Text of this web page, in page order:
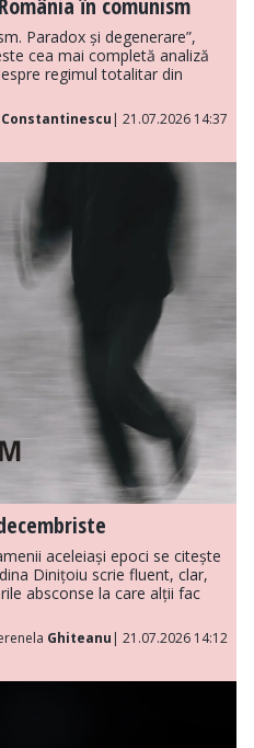
în comunism
Paradox și degenerare”,
cea mai completă analiză
regimul totalitar din
Constantinescu | 21.07.2026 14:37
aceleiași epoci se citește
Dinițoiu scrie fluent, clar,
absconse la care alții fac
Ghiteanu | 21.07.2026 14:12